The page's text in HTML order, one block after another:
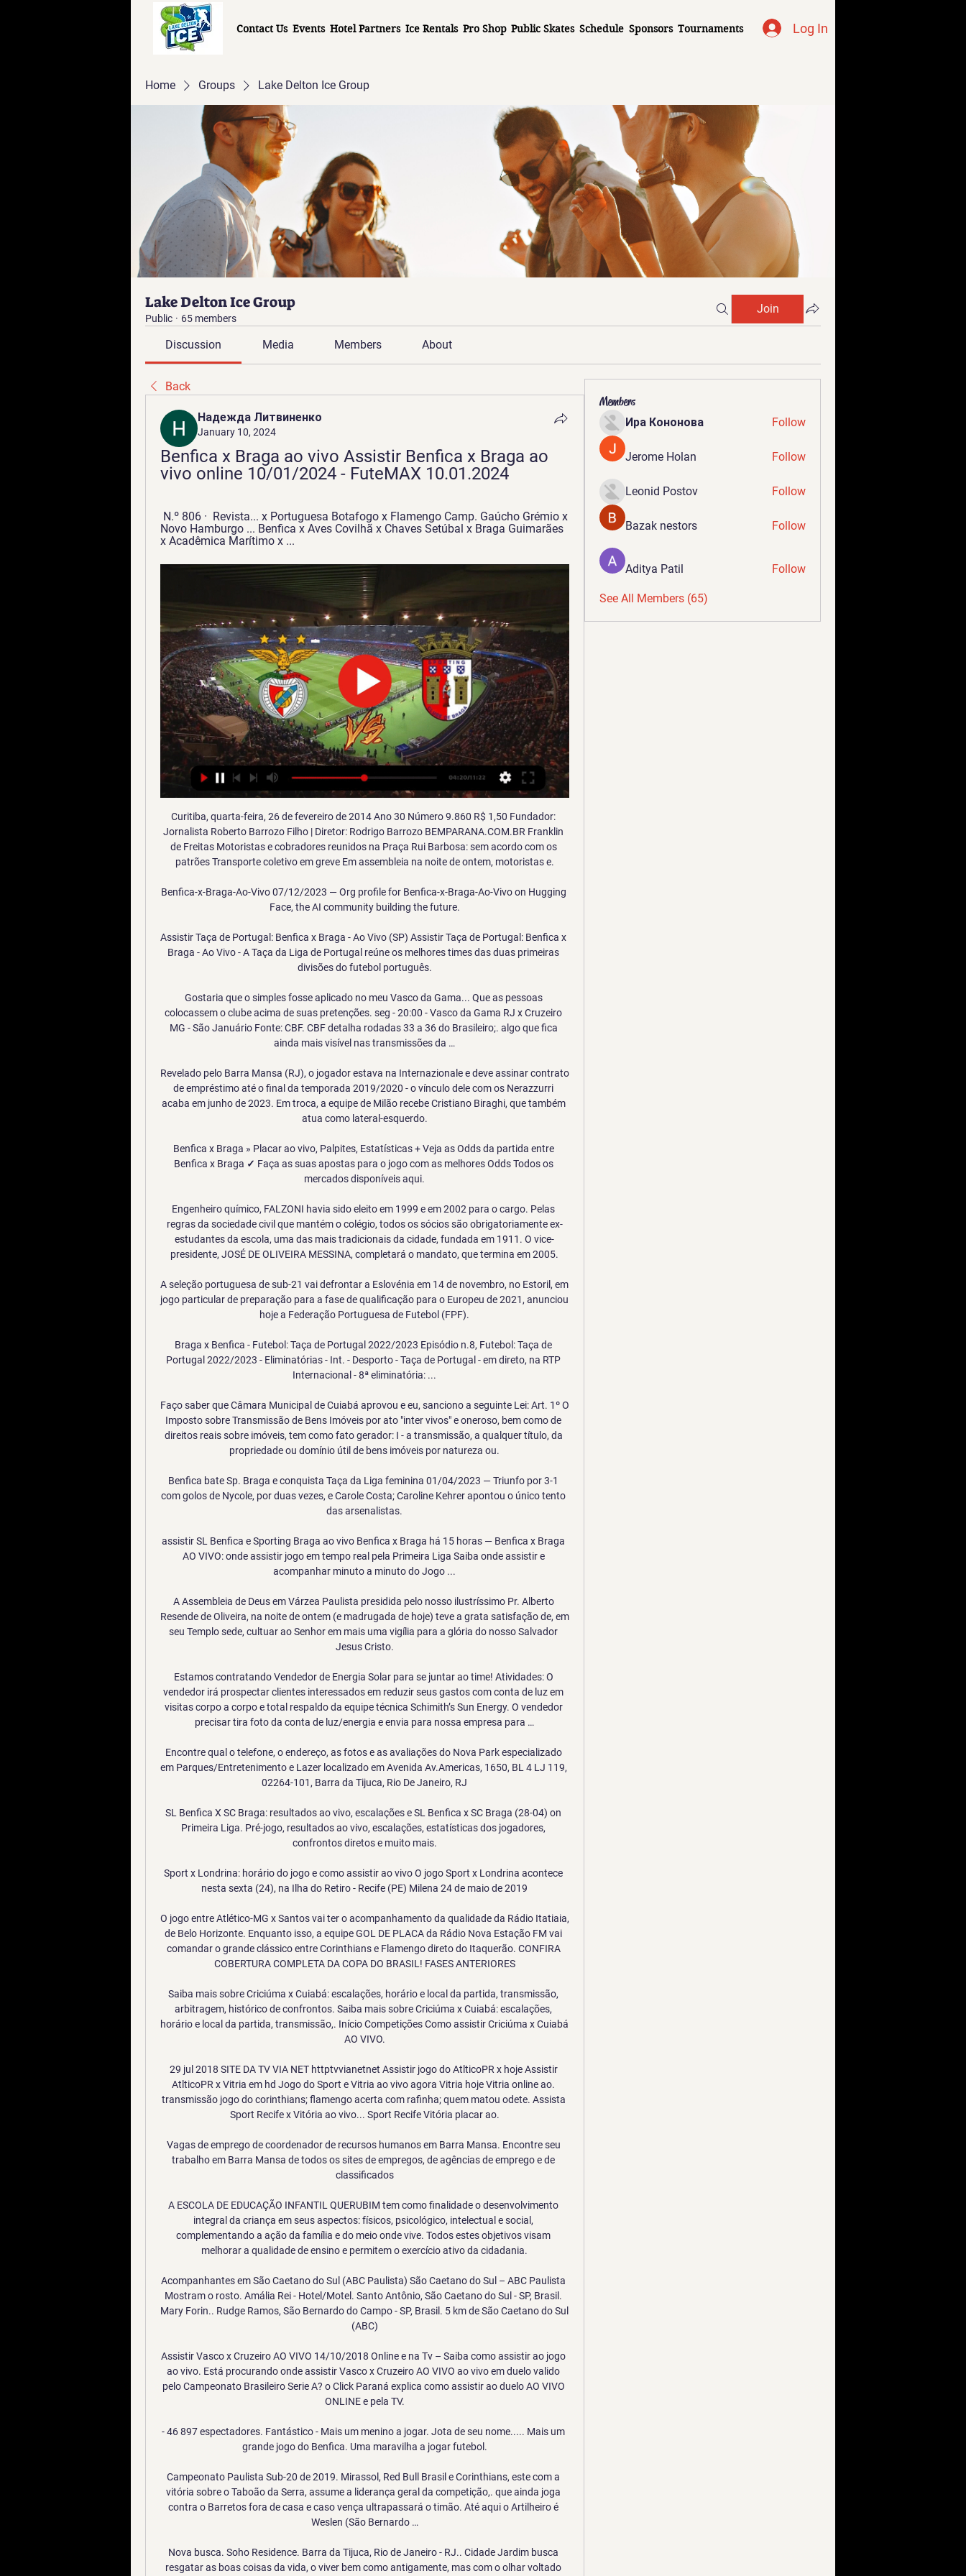
Contact Us Events Hotel Partners Ice Rentals Pro Shop Public Skates Schedule Sponsors Tournaments Log In
Home Groups Lake Delton Ice Group
Lake Delton Ice Group
Public · 65 members
Join
Discussion Media Members About
Back
Надежда Литвиненко
January 10, 2024
Benfica x Braga ao vivo Assistir Benfica x Braga ao
vivo online 10/01/2024 - FuteMAX 10.01.2024
Novo Hamburgo ... Benfica x Aves Covilhã x Chaves Setúbal x Braga Guimarães
x Acadêmica Marítimo x ...
Curitiba, quarta-feira, 26 de fevereiro de 2014 Ano 30 Número 9.860 R$ 1,50 Fundador: Jornalista Roberto Barrozo Filho | Diretor: Rodrigo Barrozo BEMPARANA.COM.BR Franklin de Freitas Motoristas e cobradores reunidos na Praça Rui Barbosa: sem acordo com os patrões Transporte coletivo em greve Em assembleia na noite de ontem, motoristas e.

Benfica-x-Braga-Ao-Vivo 07/12/2023 — Org profile for Benfica-x-Braga-Ao-Vivo on Hugging Face, the AI community building the future.

Assistir Taça de Portugal: Benfica x Braga - Ao Vivo (SP) Assistir Taça de Portugal: Benfica x Braga - Ao Vivo - A Taça da Liga de Portugal reúne os melhores times das duas primeiras divisões do futebol português.

Gostaria que o simples fosse aplicado no meu Vasco da Gama... Que as pessoas colocassem o clube acima de suas pretenções. seg - 20:00 - Vasco da Gama RJ x Cruzeiro MG - São Januário Fonte: CBF. CBF detalha rodadas 33 a 36 do Brasileiro;. algo que fica ainda mais visível nas transmissões da …

Revelado pelo Barra Mansa (RJ), o jogador estava na Internazionale e deve assinar contrato de empréstimo até o final da temporada 2019/2020 - o vínculo dele com os Nerazzurri acaba em junho de 2023. Em troca, a equipe de Milão recebe Cristiano Biraghi, que também atua como lateral-esquerdo.

Benfica x Braga » Placar ao vivo, Palpites, Estatísticas + Veja as Odds da partida entre Benfica x Braga ✓ Faça as suas apostas para o jogo com as melhores Odds Todos os mercados disponíveis aqui.

Engenheiro químico, FALZONI havia sido eleito em 1999 e em 2002 para o cargo. Pelas regras da sociedade civil que mantém o colégio, todos os sócios são obrigatoriamente ex-estudantes da escola, uma das mais tradicionais da cidade, fundada em 1911. O vice-presidente, JOSÉ DE OLIVEIRA MESSINA, completará o mandato, que termina em 2005.

A seleção portuguesa de sub-21 vai defrontar a Eslovénia em 14 de novembro, no Estoril, em jogo particular de preparação para a fase de qualificação para o Europeu de 2021, anunciou hoje a Federação Portuguesa de Futebol (FPF).

Braga x Benfica - Futebol: Taça de Portugal 2022/2023 Episódio n.8, Futebol: Taça de Portugal 2022/2023 - Eliminatórias - Int. - Desporto - Taça de Portugal - em direto, na RTP Internacional - 8ª eliminatória: ...

Faço saber que Câmara Municipal de Cuiabá aprovou e eu, sanciono a seguinte Lei: Art. 1º O Imposto sobre Transmissão de Bens Imóveis por ato "inter vivos" e oneroso, bem como de direitos reais sobre imóveis, tem como fato gerador: I - a transmissão, a qualquer título, da propriedade ou domínio útil de bens imóveis por natureza ou.

Benfica bate Sp. Braga e conquista Taça da Liga feminina 01/04/2023 — Triunfo por 3-1 com golos de Nycole, por duas vezes, e Carole Costa; Caroline Kehrer apontou o único tento das arsenalistas.

assistir SL Benfica e Sporting Braga ao vivo Benfica x Braga há 15 horas — Benfica x Braga AO VIVO: onde assistir jogo em tempo real pela Primeira Liga Saiba onde assistir e acompanhar minuto a minuto do Jogo ...

A Assembleia de Deus em Várzea Paulista presidida pelo nosso ilustríssimo Pr. Alberto Resende de Oliveira, na noite de ontem (e madrugada de hoje) teve a grata satisfação de, em seu Templo sede, cultuar ao Senhor em mais uma vigília para a glória do nosso Salvador Jesus Cristo.

Estamos contratando Vendedor de Energia Solar para se juntar ao time! Atividades: O vendedor irá prospectar clientes interessados em reduzir seus gastos com conta de luz em visitas corpo a corpo e total respaldo da equipe técnica Schimith’s Sun Energy. O vendedor precisar tira foto da conta de luz/energia e envia para nossa empresa para …

Encontre qual o telefone, o endereço, as fotos e as avaliações do Nova Park especializado em Parques/Entretenimento e Lazer localizado em Avenida Av.Americas, 1650, BL 4 LJ 119, 02264-101, Barra da Tijuca, Rio De Janeiro, RJ

SL Benfica X SC Braga: resultados ao vivo, escalações e SL Benfica x SC Braga (28-04) on Primeira Liga. Pré-jogo, resultados ao vivo, escalações, estatísticas dos jogadores, confrontos diretos e muito mais.

Sport x Londrina: horário do jogo e como assistir ao vivo O jogo Sport x Londrina acontece nesta sexta (24), na Ilha do Retiro - Recife (PE) Milena 24 de maio de 2019

O jogo entre Atlético-MG x Santos vai ter o acompanhamento da qualidade da Rádio Itatiaia, de Belo Horizonte. Enquanto isso, a equipe GOL DE PLACA da Rádio Nova Estação FM vai comandar o grande clássico entre Corinthians e Flamengo direto do Itaquerão. CONFIRA COBERTURA COMPLETA DA COPA DO BRASIL! FASES ANTERIORES

Saiba mais sobre Criciúma x Cuiabá: escalações, horário e local da partida, transmissão, arbitragem, histórico de confrontos. Saiba mais sobre Criciúma x Cuiabá: escalações, horário e local da partida, transmissão,. Início Competições Como assistir Criciúma x Cuiabá AO VIVO.

29 jul 2018 SITE DA TV VIA NET httptvvianetnet Assistir jogo do AtlticoPR x hoje Assistir AtlticoPR x Vitria em hd Jogo do Sport e Vitria ao vivo agora Vitria hoje Vitria online ao. transmissão jogo do corinthians; flamengo acerta com rafinha; quem matou odete. Assista Sport Recife x Vitória ao vivo... Sport Recife Vitória placar ao.

Vagas de emprego de coordenador de recursos humanos em Barra Mansa. Encontre seu trabalho em Barra Mansa de todos os sites de empregos, de agências de emprego e de classificados

A ESCOLA DE EDUCAÇÃO INFANTIL QUERUBIM tem como finalidade o desenvolvimento integral da criança em seus aspectos: físicos, psicológico, intelectual e social, complementando a ação da família e do meio onde vive. Todos estes objetivos visam melhorar a qualidade de ensino e permitem o exercício ativo da cidadania.

Acompanhantes em São Caetano do Sul (ABC Paulista) São Caetano do Sul – ABC Paulista Mostram o rosto. Amália Rei - Hotel/Motel. Santo Antônio, São Caetano do Sul - SP, Brasil. Mary Forin.. Rudge Ramos, São Bernardo do Campo - SP, Brasil. 5 km de São Caetano do Sul (ABC)

Assistir Vasco x Cruzeiro AO VIVO 14/10/2018 Online e na Tv – Saiba como assistir ao jogo ao vivo. Está procurando onde assistir Vasco x Cruzeiro AO VIVO ao vivo em duelo valido pelo Campeonato Brasileiro Serie A? o Click Paraná explica como assistir ao duelo AO VIVO ONLINE e pela TV.

- 46 897 espectadores. Fantástico - Mais um menino a jogar. Jota de seu nome..... Mais um grande jogo do Benfica. Uma maravilha a jogar futebol.

Campeonato Paulista Sub-20 de 2019. Mirassol, Red Bull Brasil e Corinthians, este com a vitória sobre o Taboão da Serra, assume a liderança geral da competição,. que ainda joga contra o Barretos fora de casa e caso vença ultrapassará o timão. Até aqui o Artilheiro é Weslen (São Bernardo …

Nova busca. Soho Residence. Barra da Tijuca, Rio de Janeiro - RJ.. Cidade Jardim busca resgatar as boas coisas da vida, o viver bem como antigamente, mas com o olhar voltado para o futuro. O Rio de Janeiro ganha um bairro-jardim. Você ganha um lugar melhor para viver. A partir.

SANDRA DE SÁ SERÁ A PRIMEIRA ATRAÇÃO DO AMÉRICAS MUSIC HALL Na quinta-feira, 12 de abril, às 21h, a Barra da Tijuca ganha nova opção de entretenimento. O Américas Music Hall, que promete reunir o melhor da música para os cariocas e turistas, abre os seus eventos com show da cantora Sandra de Sá, a partir das 23h. No

Sporting Braga x Benfica Streaming e Listagens de TV Sporting Braga vs Benfica - abril 1, 2022 - Streaming em Directo e Programação de TV, Resultados ao Vivo, Notícias e Vídeos :: Live Soccer TV.

Sem motivo vou vivendo por aí por viver / Meus valores tão confusos reprimidos por você / Troco passos sem sentido pelas ruas sem saber aonde ir / E viver

EC São Bernardo 15/06. Inter, Cruzeiro e Palmeiras, Fabrício reforça equipe do Paulistão PARABÉNS!! Paulistão: Água Santa celebra 38 anos de fundação, domínio em Diadema e acessos. diz técnico do EC São Bernardo após empate SÓ RESTAM 4 PAULISTA SUB-20: Com Red Bull Brasil classificado, confira os jogos das semifinais!

transmissão está com o menor tensionamento sem a correia patinar. Uma transmissão pouco tensionada provoca desgaste e superaquecimento pelo atrito. Tensión Utilice un de los equipos Gates para la tensión correcta de la correa el sistema aplicado, sea el tensador mecánico o electrónico.

Apostas Internacional x Santos. Compara cotações, encontre os palpites e resultado do jogo: Internacional - Santos, Brasileirão Serie A, 2019, 13 outubro 2019.

No último dia 15/08, foi realizado um churrasco, no Rio Criket, em Niterói, onde o time de futebol máster do Fluminense Football Club declarou oficialmente apoio à candidatura de Julio Bueno. O encontro foi liderado pelo ex-jogador de futebol do Fluminense e …

Veja o CEP para vila sao carlos, guarulhos, sp ou encontre endereços e CEP em todo Brasil pesquisando individualmente por estados, cidades, ruas ou CEP.

Todas as informações do jogo XV de Piracicaba vs Noroeste em tempo real da Copa Paulista (24 Agosto 2019): Resumo, estatísticas, escalações e resultados - Besoccer

Com um tio de Maria do Carmo a viver nas Caldas da Rainha acabou por ir jogar para o Caldas SC, entre 1955/56 e 1958/59.. em 1963/64, como jogador-treinador do Sport Benfica e Castelo Branco, assumindo depois apenas o cargo de treinador: Sport Benfica e Castelo. CD Santa Clara (6) CD Tondela (16) CDC Montalegre (5) Celso (4) Celtic FC (4.

Outro dia, em conversa com um amigo da minha geração, falávamos – a propósito do erotismo feminino – dos elos entre mulheres e homens neste Brasil sem inflação, mas com alta corrupção, e com um conjunto de imagens e possibilidades de ser mulher. No Brasil antigo, as …

O Esporte da Globo escalou o narrador Luís Roberto para transmitir o jogo entre Flamengo x Santos, que será realizado no próximo sábado (14), às 17h, e é válido pela décima nona rodada do Campeonato Brasileiro. O jogo será exibido apenas no Premiere, o que representa a …

transmissão está com o menor tensionamento sem a correia patinar. Uma transmissão pouco tensionada provoca desgaste e superaquecimento pelo atrito. Tensión Utilice un
Members
Ира Кононова Follow
Jerome Holan Follow
Leonid Postov Follow
Bazak nestors Follow
Aditya Patil Follow
See All Members (65)